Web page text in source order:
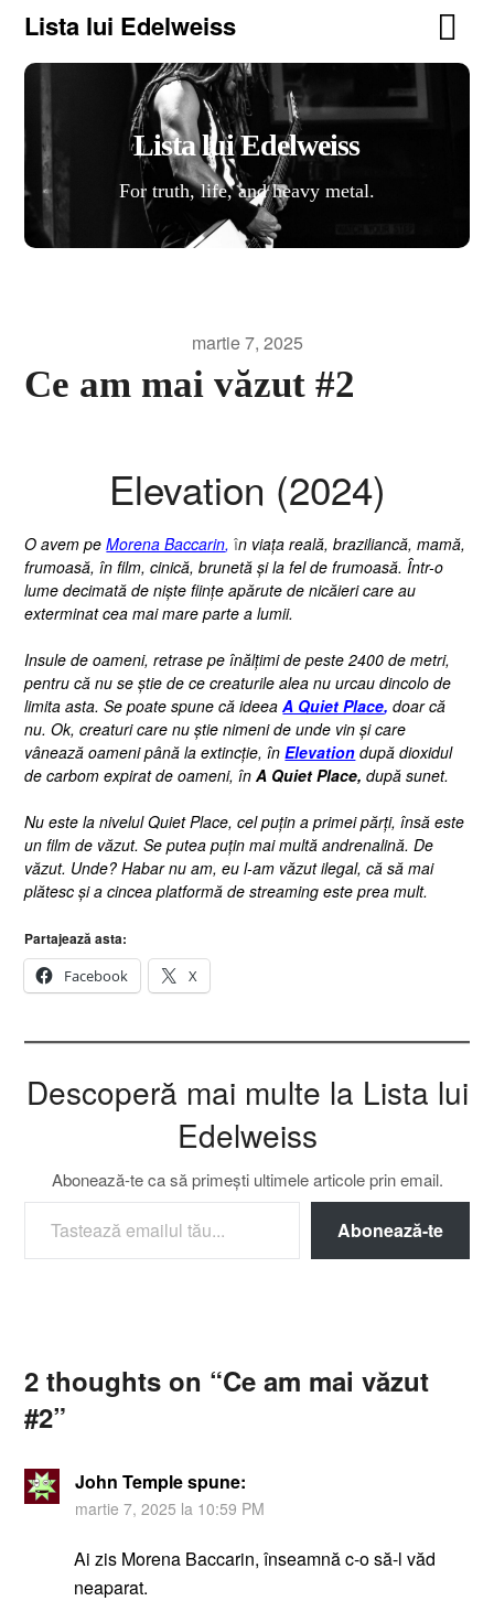
Lista lui Edelweiss
Lista lui Edelweiss
For truth, life, and heavy metal.
martie 7, 2025
Ce am mai văzut #2
Elevation (2024)
O avem pe Morena Baccarin, în viața reală, braziliancă, mamă,
frumoasă, în film, cinică, brunetă și la fel de frumoasă. Într-o
lume decimată de niște ființe apărute de nicăieri care au
exterminat cea mai mare parte a lumii.
Insule de oameni, retrase pe înălțimi de peste 2400 de metri,
pentru că nu se știe de ce creaturile alea nu urcau dincolo de
limita asta. Se poate spune că ideeaA Quiet Place, doar că
nu. Ok, creaturi care nu știe nimeni de unde vin și care
vânează oameni până la extincție, în Elevation după dioxidul
de carbom expirat de oameni, în A Quiet Place,după sunet.
Nu este la nivelulQuiet Place, cel puțin a primei părți, însă este
un film de văzut. Se putea puțin mai multă andrenalină. De
văzut. Unde? Habar nu am, eu l-am văzut ilegal, că să mai
plătesc și a cincea platformă de streaming este prea mult.
Partajează asta:
Facebook
X
Descoperă mai multe la Lista lui
Edelweiss
Abonează-te ca să primești ultimele articole prin email.
TASTEAZĂ EMAILUL TĂU...
Abonează-te
2 thoughts on “Ce am mai văzut
#2”
John Templespune:
martie 7, 2025 la 10:59 PM
Ai zis Morena Baccarin, înseamnă c-o să-l văd
neaparat.